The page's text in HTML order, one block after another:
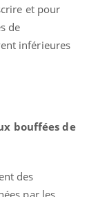
et pour
de
inférieures
bouffées de
des
par les